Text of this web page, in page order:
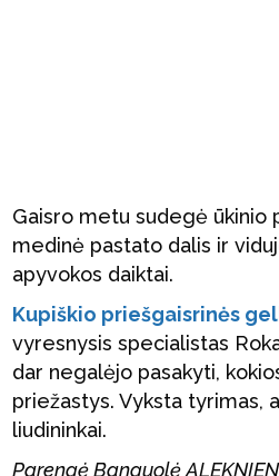
Gaisro metu sudegė ūkinio
medinė pastato dalis ir
apyvokos daiktai.
Kupiškio priešgaisrinės
vyresnysis specialistas
dar negalėjo pasakyti,
priežastys. Vyksta tyrimas,
liudininkai.
Parengė Banguolė